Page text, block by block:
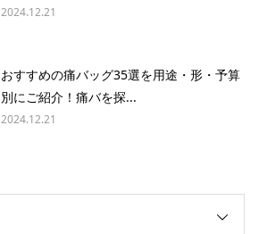
2024.12.21
おすすめの痛バッグ35選を用途・形・予算
別にご紹介！痛バを探...
2024.12.21